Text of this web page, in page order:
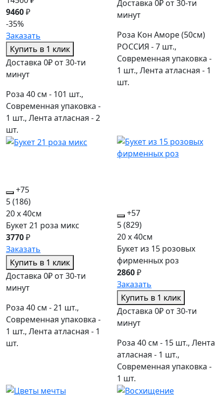
9460₽
-35%
Заказать
Купить в 1 клик
Доставка 0₽ от 30-ти
минут
Роза 40 см - 101 шт.,
Современная упаковка -
1 шт., Лента атласная - 2
шт.
Доставка 0₽ от 30-ти
минут
Роза Кон Аморе (50см)
РОССИЯ - 7 шт.,
Современная упаковка -
1 шт., Лента атласная - 1
шт.
+75
5(186)
20 x 40см
Букет 21 роза микс
3770₽
Заказать
Купить в 1 клик
Доставка 0₽ от 30-ти
минут
Роза 40 см - 21 шт.,
Современная упаковка -
1 шт., Лента атласная - 1
шт.
+57
5(829)
20 x 40см
Букет из 15 розовых
фирменных роз
2860₽
Заказать
Купить в 1 клик
Доставка 0₽ от 30-ти
минут
Роза 40 см - 15 шт., Лента
атласная - 1 шт.,
Современная упаковка -
1 шт.